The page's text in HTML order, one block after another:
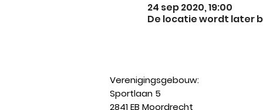
24 sep 2020, 19:00
De locatie wordt later
Verenigingsgebouw:
Sportlaan 5
2841 EB Moordrecht